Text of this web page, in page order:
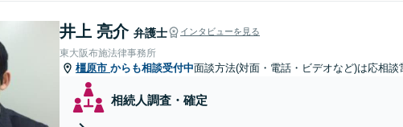
井上 亮介 弁護士 インタビューを見る
東大阪布施法律事務所
橿原市 からも相談受付中面談方法(対面・電話・ビデオなど)は応相談
相続人調査・確定